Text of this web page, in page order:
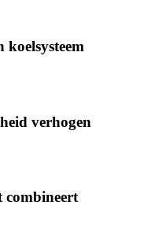
koelsysteem
verhogen
combineert